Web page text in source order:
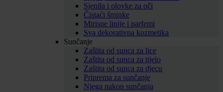
Sjenila i olovke za oči
Čistaći šminke
Mirisne linije i parfemi
Sva dekorativna kozmetika
Sunčanje
Zaštita od sunca za lice
Zaštita od sunca za tijelo
Zaštita od sunca za djecu
Priprema za sunčanje
Njega nakon sunčanja